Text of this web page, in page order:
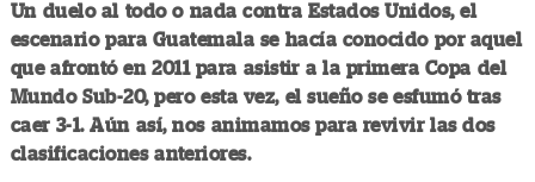
Un duelo al todo o nada contra Estados Unidos, el
escenario para Guatemala se hacía conocido por aquel
que afrontó en 2011 para asistir a la primera Copa del
Mundo Sub-20, pero esta vez, el sueño se esfumó tras
caer 3-1. Aún así, nos animamos para revivir las dos
clasificaciones anteriores.